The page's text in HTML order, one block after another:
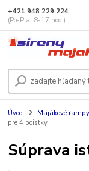
+421 948 229 224
(Po-Pia, 8-17 hod.)
Úvod Majákové rampy
pre 4 poistky
Súprava